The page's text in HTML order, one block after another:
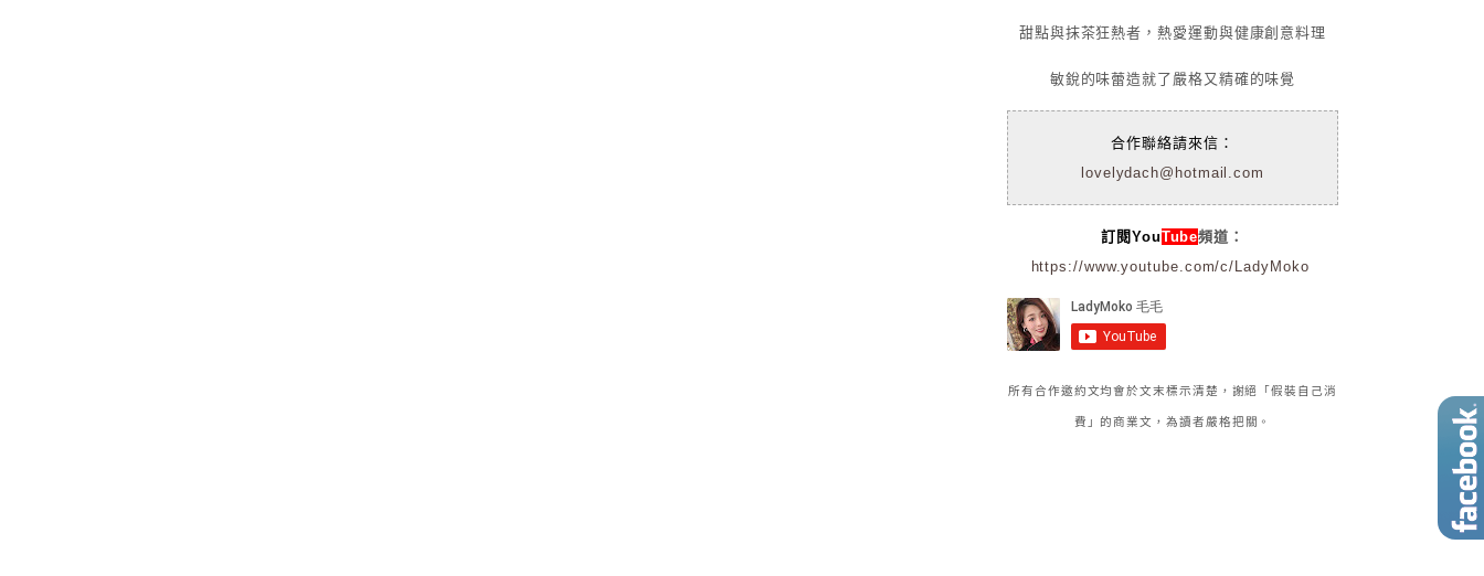
甜點與抹茶狂熱者，熱愛運動與健康創意料理
敏銳的味蕾造就了嚴格又精確的味覺
合作聯絡請來信：
lovelydach@hotmail.com
訂閱YouTube頻道：
https://www.youtube.com/c/LadyMoko
所有合作邀約文均會於文末標示清楚，謝絕「假裝自己消
費」的商業文，為讀者嚴格把關。